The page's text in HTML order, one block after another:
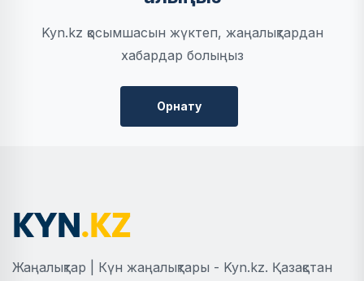
Kyn.kz қосымшасын жүктеп, жаңалықтардан
хабардар болыңыз
Орнату
Жаңалықтар | Күн жаңалықтары - Kyn.kz. Қазақстан